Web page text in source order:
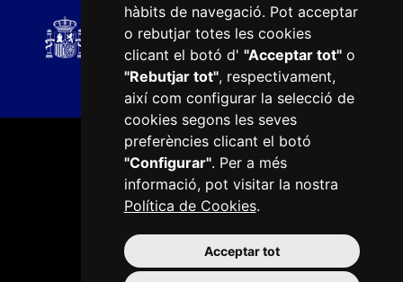
hàbits de navegació. Pot acceptar
o rebutjar totes les cookies
clicant el botó d' "Acceptar tot"o
"Rebutjar tot", respectivament,
així com configurar la selecció de
cookies segons les seves
preferències clicant el botó
"Configurar". Per a més
informació, pot visitar la nostra
Política de Cookies.
Acceptar tot
977 010 010
ajuntament@reus.cat|reus.cat